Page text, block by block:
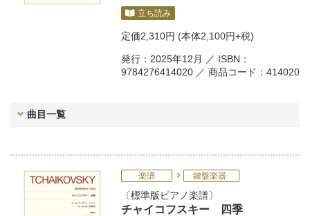
立ち読み
定価2,310円 (本体2,100円+税)
発行：2025年12月 ／ ISBN：
9784276414020 ／ 商品コード：414020
曲目一覧
楽譜 鍵盤楽器
標準版ピアノ楽譜
チャイコフスキー 四季